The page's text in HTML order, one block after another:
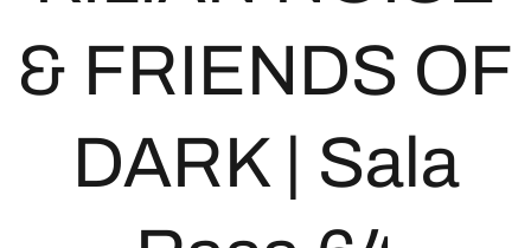
& FRIENDS OF
DARK | Sala